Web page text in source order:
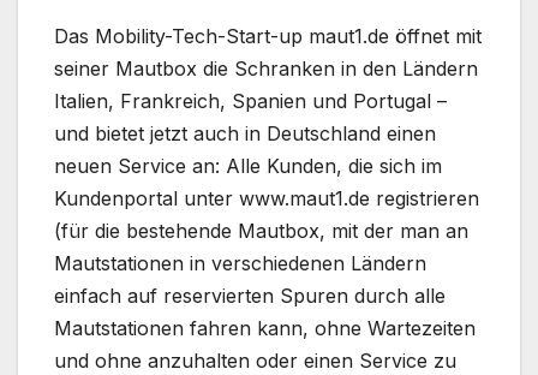
Das Mobility-Tech-Start-up maut1.de öffnet mit
seiner Mautbox die Schranken in den Ländern
Italien, Frankreich, Spanien und Portugal –
und bietet jetzt auch in Deutschland einen
neuen Service an: Alle Kunden, die sich im
Kundenportal unter www.maut1.de registrieren
(für die bestehende Mautbox, mit der man an
Mautstationen in verschiedenen Ländern
einfach auf reservierten Spuren durch alle
Mautstationen fahren kann, ohne Wartezeiten
und ohne anzuhalten oder einen Service zu